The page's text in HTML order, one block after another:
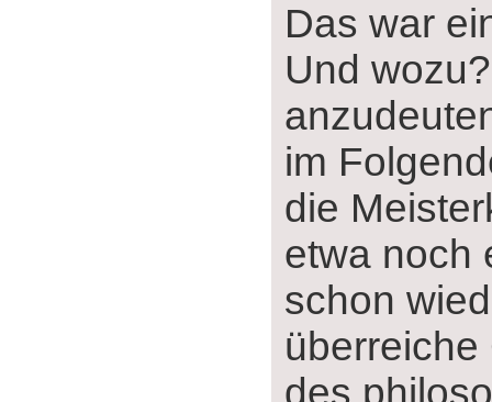
Das war
Und
im
die
etwa noch
schon
des